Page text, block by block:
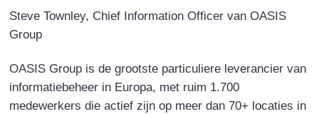
Steve Townley, Chief Information Officer van OASIS
Group
OASIS Group is de grootste particuliere leverancier van
informatiebeheer in Europa, met ruim 1.700
medewerkers die actief zijn op meer dan 70+ locaties in